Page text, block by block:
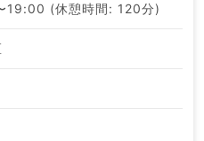
19:00 (休憩時間: 120分)